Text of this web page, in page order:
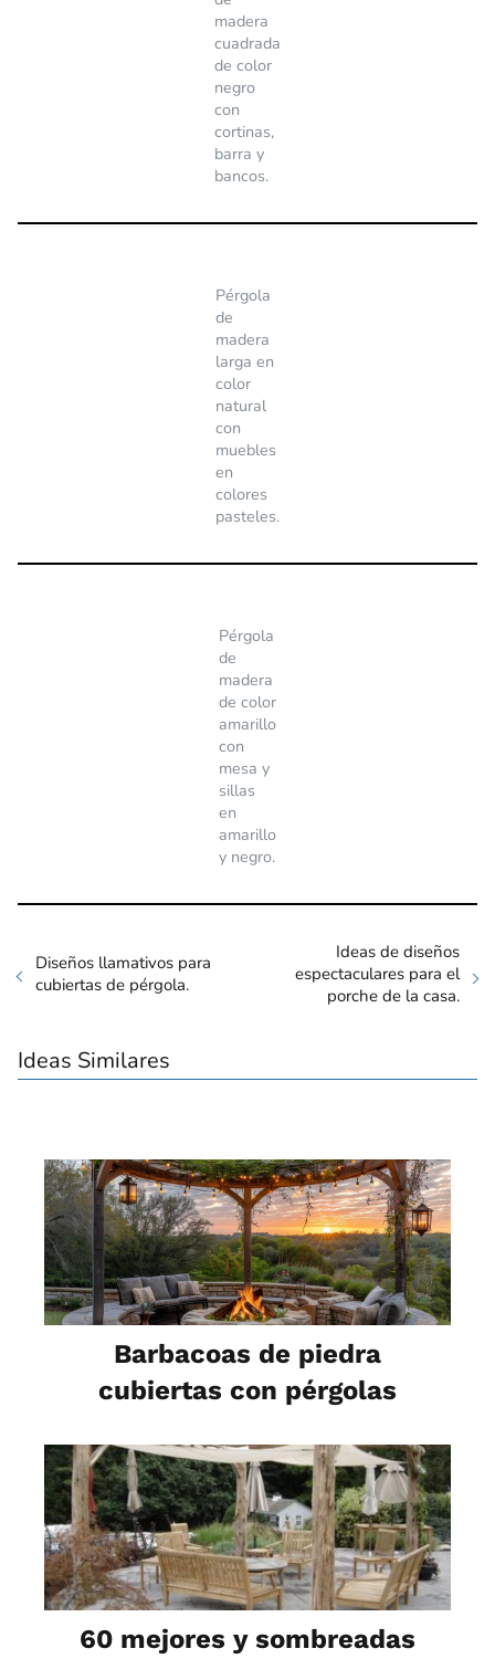
madera
cuadrada
de color
negro
con
cortinas,
barra y
bancos.
Pérgola
de
madera
larga en
color
natural
con
muebles
en
colores
pasteles.
Pérgola
de
madera
de color
amarillo
con
mesa y
sillas
en
amarillo
y negro.
Diseños llamativos para
cubiertas de pérgola.
Ideas de diseños
espectaculares para el
porche de la casa.
Ideas Similares
Barbacoas de piedra
cubiertas con pérgolas
60 mejores y sombreadas